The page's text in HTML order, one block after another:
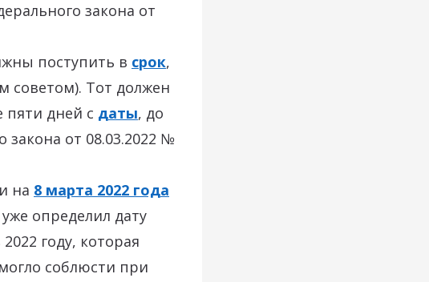
закона от
поступить в срок,
советом). Тот должен
пяти дней с даты, до
закона от 08.03.2022 №
на 8 марта 2022 года
определил дату
году, которая
соблюсти при